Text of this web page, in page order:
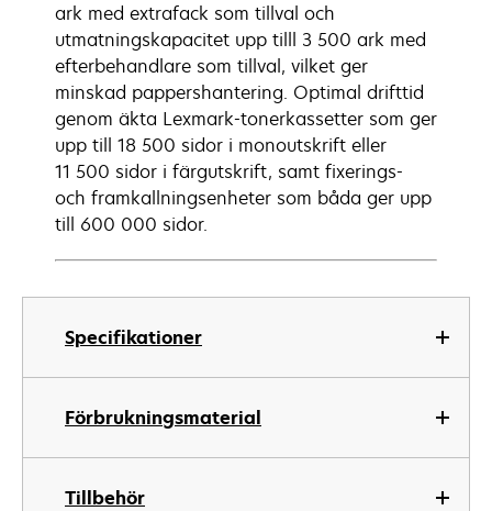
Specifikationer
Förbrukningsmaterial
Tillbehör
ark med extrafack som tillval och
utmatningskapacitet upp tilll 3 500 ark med
efterbehandlare som tillval, vilket ger
minskad pappershantering. Optimal drifttid
genom äkta Lexmark-tonerkassetter som ger
upp till 18 500 sidor i monoutskrift eller
11 500 sidor i färgutskrift, samt fixerings-
och framkallningsenheter som båda ger upp
till 600 000 sidor.